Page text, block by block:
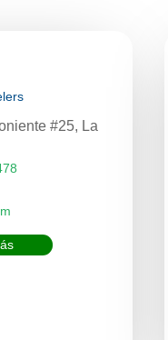
#25, La